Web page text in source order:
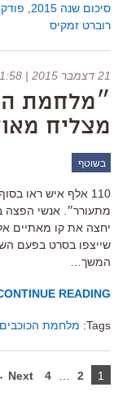
סיכום שנה 2015
רוברט זמקיס
21 דצמבר 2015 | 11:58
״מלחמת
מצליח
בשוטף
110 אלף איש ראו
מתעורר״. אנשי הפצה
יחצה את קו מאתיים
שייצפו בסרט בפעם
המשך…
READING
Tags: מלחמת הכוכבים
1
2
4
Next →